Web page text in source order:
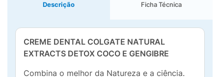
Descrição Ficha Técnica
CREME DENTAL COLGATE NATURAL
EXTRACTS DETOX COCO E GENGIBRE
Combina o melhor da Natureza e a ciência.